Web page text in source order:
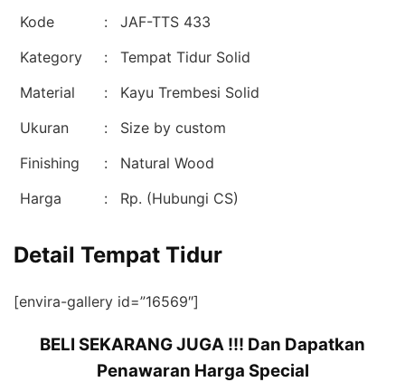
Kode
:
JAF-TTS 433
Kategory
:
Tempat Tidur Solid
Material
:
Kayu Trembesi Solid
Ukuran
:
Size by custom
Finishing
:
Natural Wood
Harga
: Rp. (Hubungi CS)
Detail Tempat Tidur
[envira-gallery id=”16569″]
BELI SEKARANG JUGA !!! Dan Dapatkan
Penawaran Harga Special